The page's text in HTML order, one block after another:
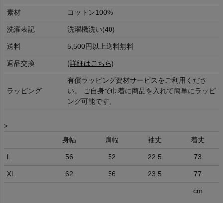
素材 コットン100%
洗濯表記 洗濯機洗い(40)
送料 5,500円以上送料無料
返品交換 (詳細はこちら)
ラッピング
有償ラッピング資材サービスをご利用くださ
い。 ご自身で巾着に商品を入れて簡単にラッピ
ング可能です。
>
身幅
肩幅 袖丈 着丈
L 56 52 22.5 73
XL 62 56 23.5 77
cm